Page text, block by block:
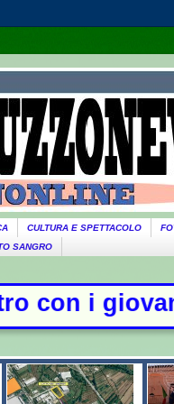
CULTURA E SPETTACOLO
SANGRO